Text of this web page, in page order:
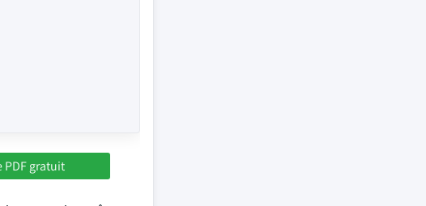
PDF gratuit